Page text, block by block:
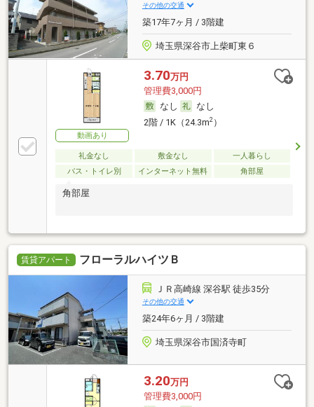
その他の交通
築17年7ヶ月 / 3階建
埼玉県深谷市上柴町東６
動画あり
3.70万円
管理費3,000円
なし
なし
2階 / 1K（24.3m2）
礼金なし 敷金なし
一人暮らし
バス・トイレ別
インターネット無料 角部屋
角部屋
賃貸アパート フローラルハイツＢ
ＪＲ高崎線 深谷駅 徒歩35分
その他の交通
築24年6ヶ月 / 3階建
埼玉県深谷市国済寺町
3.20万円
管理費3,000円